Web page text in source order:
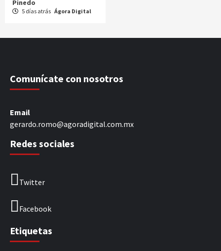
Pinedo
5 días atrás Ágora Digital
Comunícate con nosotros
Email
gerardo.romo@agoradigital.com.mx
Redes sociales
Twitter
Facebook
Etiquetas